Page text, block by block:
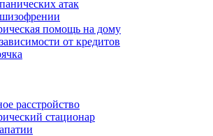
атак
помощь на дому
от кредитов
расстройство
стационар